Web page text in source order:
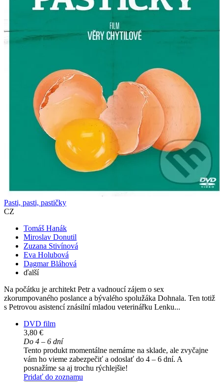
Pasti, pasti, pastičky
CZ
Tomáš Hanák
Miroslav Donutil
Zuzana Stivínová
Eva Holubová
Dagmar Bláhová
ďalší
Na počátku je architekt Petr a vadnoucí zájem o sex
zkorumpovaného poslance a bývalého spolužáka Dohnala. Ten totiž
s Petrovou asistencí znásilní mladou veterinářku Lenku...
DVD film
3,80 €
Do 4 – 6 dní
Tento produkt momentálne nemáme na sklade, ale zvyčajne
vám ho vieme zabezpečiť a odoslať do 4 – 6 dní. A
posnažíme sa aj trochu rýchlejšie!
Pridať do zoznamu